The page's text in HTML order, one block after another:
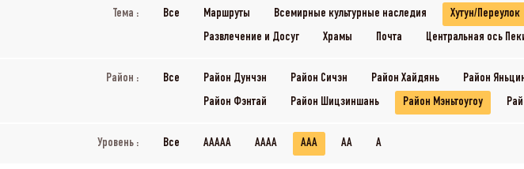
Тема : Все Маршруты Всемирные культурные наследия Хутун/Переулок
Развлечение и Досуг
Храмы Почта Центральная ось
Район : Все Район Дунчэн Район Сичэн Район Хайдянь Район
Район Фэнтай
Район Шицзиншань Район Мэньтоугоу
Уровень : Все AAAAA AAAA AAA AA A